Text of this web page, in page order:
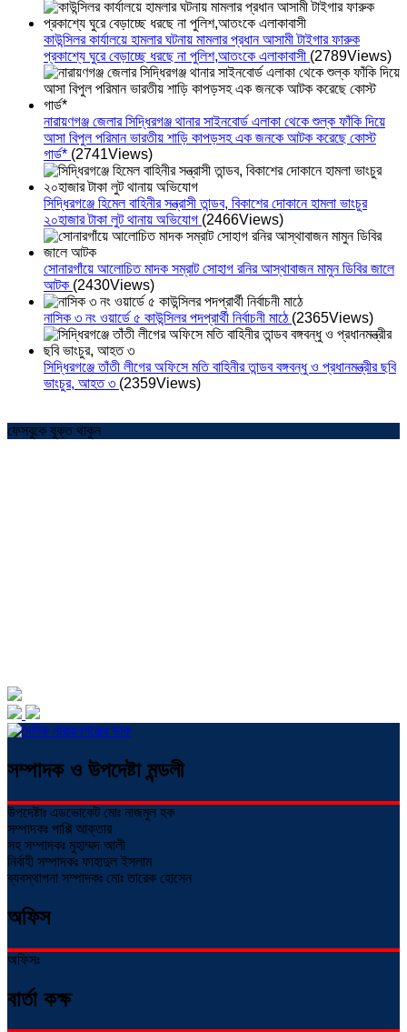
কাউন্সিলর কার্যালয়ে হামলার ঘটনায় মামলার প্রধান আসামী টাইগার ফারুক
প্রকাশ্যে ঘুরে বেড়াচ্ছে ধরছে না পুলিশ,আতংকে এলাকাবাসী (2789Views)
নারায়ণগঞ্জ জেলার সিদ্ধিরগঞ্জ থানার সাইনবোর্ড এলাকা থেকে শুল্ক ফাঁকি দিয়ে
আসা বিপুল পরিমান ভারতীয় শাড়ি কাপড়সহ এক জনকে আটক করেছে কোস্ট
গার্ড* (2741Views)
সিদ্ধিরগঞ্জে হিমেল বাহিনীর সন্ত্রাসী তান্ডব, বিকাশের দোকানে হামলা ভাংচুর
২০হাজার টাকা লুট থানায় অভিযোগ (2466Views)
সোনারগাঁয়ে আলোচিত মাদক সম্রাট সোহাগ রনির আস্থাবাজন মামুন ডিবির জালে
আটক (2430Views)
নাসিক ৩ নং ওয়ার্ডে ৫ কাউন্সিলর পদপ্রার্থী নির্বাচনী মাঠে (2365Views)
সিদ্ধিরগঞ্জে তাঁতী লীগের অফিসে মতি বাহিনীর তান্ডব বঙ্গবন্ধু ও প্রধানমন্ত্রীর ছবি
ভাংচুর, আহত ৩ (2359Views)
ফেসবুকে যুক্ত থাকুন
সম্পাদক ও উপদেষ্টা মন্ডলী
উপদেষ্টাঃ এডভোকেট মোঃ নাজমুল হক
সম্পাদকঃ পাপ্পি আক্তার
সহ সম্পাদকঃ মুহাম্মদ আলী
নির্বাহী সম্পাদকঃ ফাহাদুল ইসলাম
ব্যবস্থাপনা সম্পাদকঃ মোঃ তারেক হোসেন
অফিস
অফিসঃ
বার্তা কক্ষ